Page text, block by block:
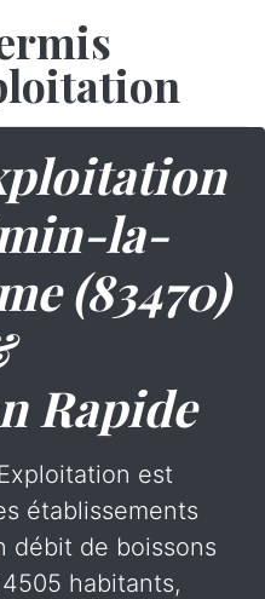
la-
(83470)
Rapide
est
établissements
débit de boissons
habitants,